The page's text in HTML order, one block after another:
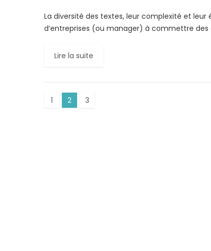
La diversité des textes, leur complexité et
d’entreprises (ou manager) à commettre
Lire la suite
1 2 3